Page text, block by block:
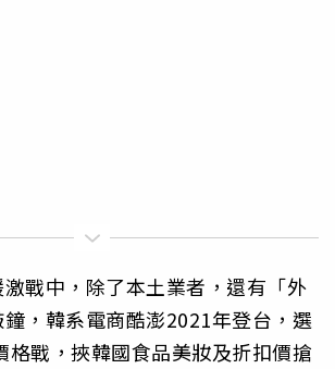
戰中，除了本土業者，還有「外
，韓系電商酷澎2021年登台，選
格戰，挾韓國食品美妝及折扣價搶